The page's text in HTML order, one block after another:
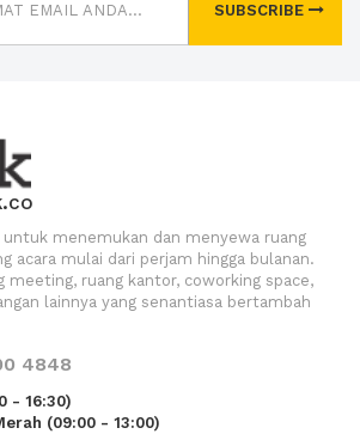
SUBSCRIBE
menemukan dan menyewa ruang
acara mulai dari perjam hingga bulanan.
meeting, ruang kantor, coworking space,
lainnya yang senantiasa bertambah
4848
- 16:30)
(09:00 - 13:00)